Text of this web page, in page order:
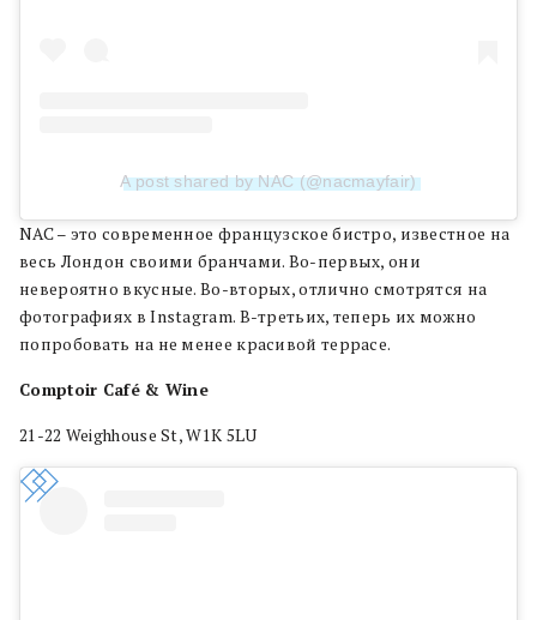
A post shared by NAC (@nacmayfair)
NAC – это современное французское бистро, известное на
весь Лондон своими бранчами. Во-первых, они
невероятно вкусные. Во-вторых, отлично смотрятся на
фотографиях в Instagram. В-третьих, теперь их можно
попробовать на не менее красивой террасе.
Comptoir Café & Wine
21-22 Weighhouse St, W1K 5LU